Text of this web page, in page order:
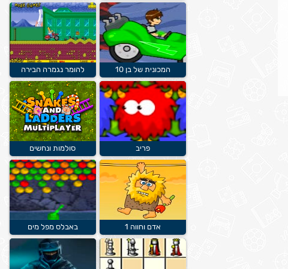
המכונית של בן 10 להומר נגמרה הבירה
פריב סולמות ונחשים
אדם וחווה 1 באבלס מפל מים